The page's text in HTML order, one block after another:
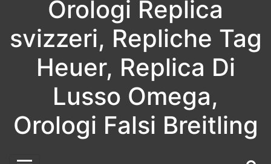
Orologi Replica
svizzeri, Repliche Tag
Heuer, Replica Di
Lusso Omega,
Orologi Falsi Breitling